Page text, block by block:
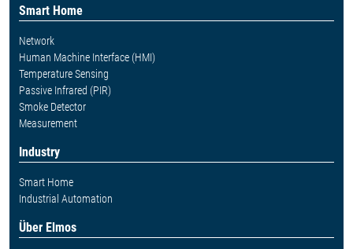
Smart Home
Network
Human Machine Interface (HMI)
Temperature Sensing
Passive Infrared (PIR)
Smoke Detector
Measurement
Industry
Smart Home
Industrial Automation
Über Elmos